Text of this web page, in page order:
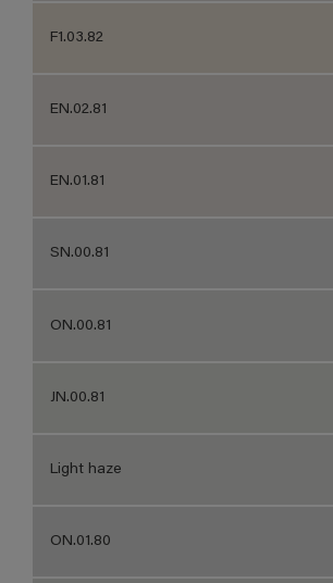
F1.03.82
EN.02.81
EN.01.81
SN.00.81
ON.00.81
JN.00.81
Light haze
ON.01.80